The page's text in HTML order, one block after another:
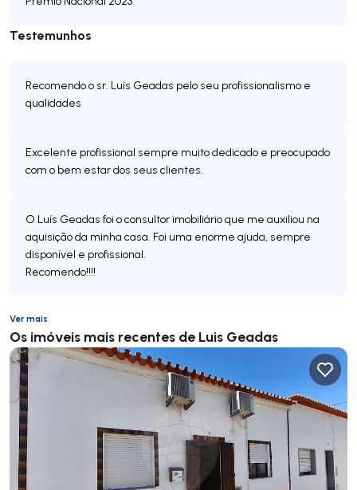
Testemunhos
Recomendo o sr. Luís Geadas pelo seu profissionalismo e
qualidades
Excelente profissional sempre muito dedicado e preocupado
com o bem estar dos seus clientes.
O Luís Geadas foi o consultor imobiliário que me auxiliou na
aquisição da minha casa. Foi uma enorme ajuda, sempre
disponível e profissional.
Recomendo!!!!
Ver mais
Os imóveis mais recentes de Luis Geadas